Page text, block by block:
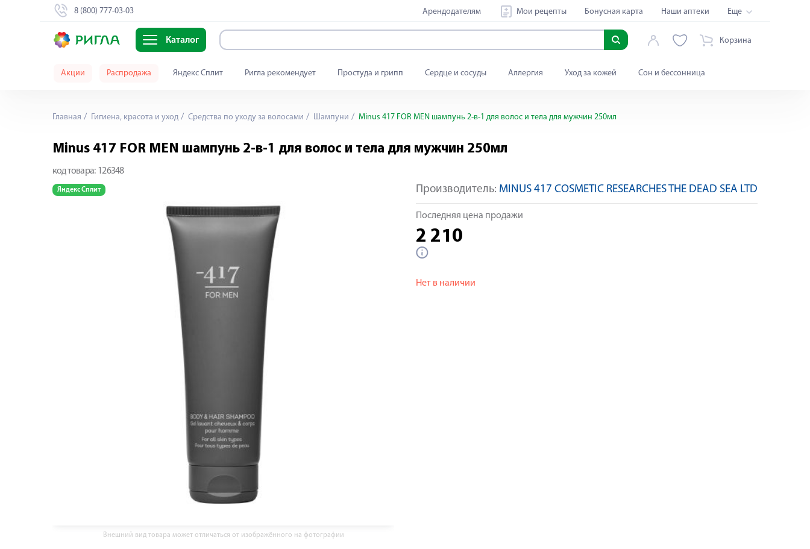
8 (800) 777-03-03 Арендодателям Мои рецепты Бонусная карта Наши аптеки Еще
Каталог Корзина
Акции Распродажа Яндекс Сплит Ригла рекомендует Простуда и грипп Сердце и сосуды Аллергия Уход за кожей Сон и бессонница
Главная Гигиена, красота и уход Средства по уходу за волосами Шампуни Minus 417 FOR MEN шампунь 2-в-1 для волос и тела для мужчин 250мл
Minus 417 FOR MEN шампунь 2-в-1 для волос и тела для мужчин 250мл
код товара: 126348
Яндекс Сплит
Внешний вид товара может отличаться от изображённого на фотографии
Производитель: MINUS 417 COSMETIC RESEARCHES THE DEAD SEA LTD
Последняя цена продажи
2 210
Нет в наличии